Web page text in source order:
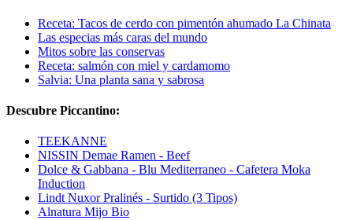
Receta: Tacos de cerdo con pimentón ahumado La Chinata
Las especias más caras del mundo
Mitos sobre las conservas
Receta: salmón con miel y cardamomo
Salvia: Una planta sana y sabrosa
Descubre Piccantino:
TEEKANNE
NISSIN Demae Ramen - Beef
Dolce & Gabbana - Blu Mediterraneo - Cafetera Moka
Induction
Lindt Nuxor Pralinés - Surtido (3 Tipos)
Alnatura Mijo Bio